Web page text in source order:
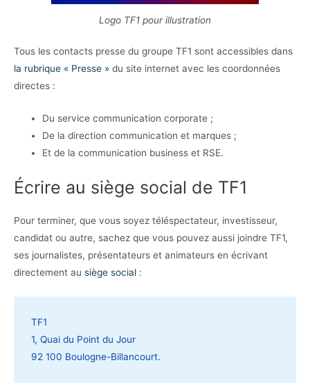
Logo TF1 pour illustration
Tous les contacts presse du groupe TF1 sont accessibles dans
la rubrique « Presse » du site internet avec les coordonnées
directes :
Du service communication corporate ;
De la direction communication et marques ;
Et de la communication business et RSE.
Écrire au siège social de TF1
Pour terminer, que vous soyez téléspectateur, investisseur,
candidat ou autre, sachez que vous pouvez aussi joindre TF1,
ses journalistes, présentateurs et animateurs en écrivant
directement au siège social :
TF1
1, Quai du Point du Jour
92 100 Boulogne-Billancourt.